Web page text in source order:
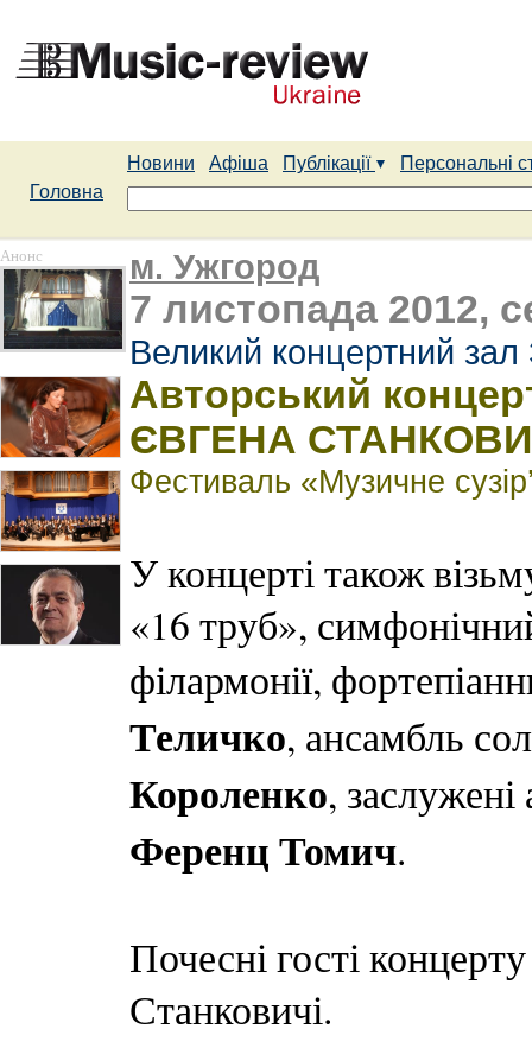
Новини Афіша Публікації
Персональні
Головна
Анонс м. Ужгород
7 листопада 2012,
Великий концертний зал
Авторський
ЄВГЕНА
Фестиваль «Музичне
У концерті також
«16 труб»,
філармонії,
Теличко, ансамбль
Короленко,
Ференц Томич.
Почесні гості
Станковичі.